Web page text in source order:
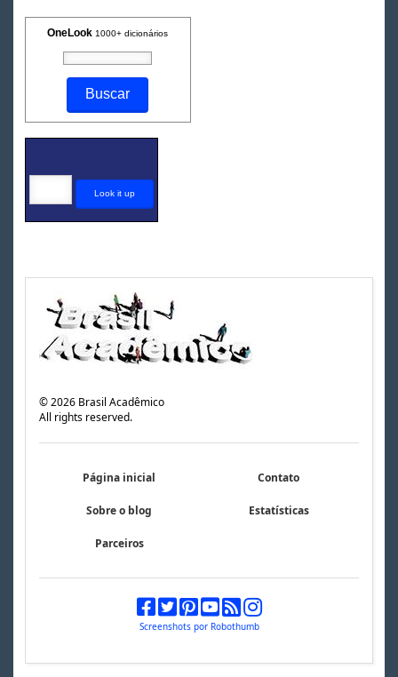
OneLook 1000+ dicionários
©2026 Brasil Acadêmico
All rights reserved.
Página inicial Contato
Sobre o blog Estatísticas
Parceiros
Screenshots por Robothumb